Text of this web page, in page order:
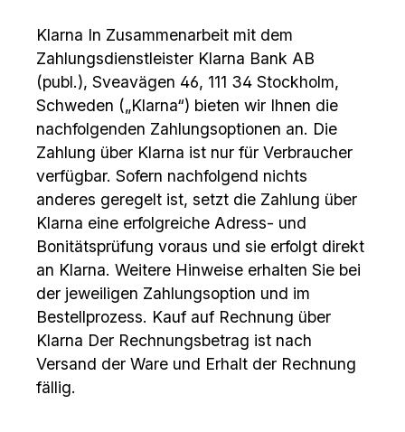
Klarna In Zusammenarbeit mit dem
Zahlungsdienstleister Klarna Bank AB
(publ.), Sveavägen 46, 111 34 Stockholm,
Schweden („Klarna“) bieten wir Ihnen die
nachfolgenden Zahlungsoptionen an. Die
Zahlung über Klarna ist nur für Verbraucher
verfügbar. Sofern nachfolgend nichts
anderes geregelt ist, setzt die Zahlung über
Klarna eine erfolgreiche Adress- und
Bonitätsprüfung voraus und sie erfolgt direkt
an Klarna. Weitere Hinweise erhalten Sie bei
der jeweiligen Zahlungsoption und im
Bestellprozess. Kauf auf Rechnung über
Klarna Der Rechnungsbetrag ist nach
Versand der Ware und Erhalt der Rechnung
fällig.